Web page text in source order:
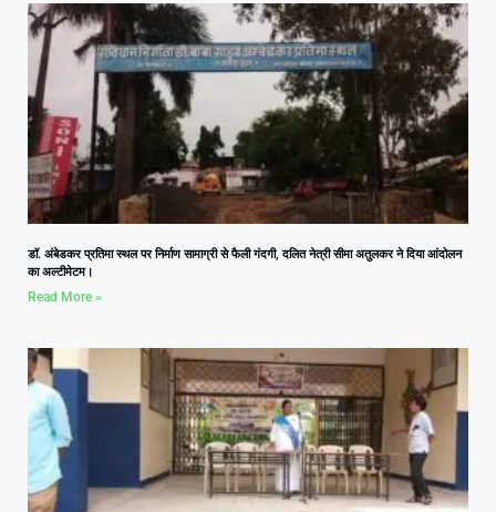
डॉ. अंबेडकर प्रतिमा स्थल पर निर्माण सामाग्री से फैली गंदगी, दलित नेत्री सीमा अतुलकर ने दिया आंदोलन
का अल्टीमेटम।
Read More »